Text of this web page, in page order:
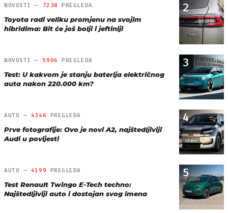
2
NOVOSTI — 7238 PREGLEDA
Toyota radi veliku promjenu na svojim
hibridima: Bit će još bolji i jeftiniji
3
NOVOSTI — 5906 PREGLEDA
Test: U kakvom je stanju baterija električnog
auta nakon 220.000 km?
4
AUTO — 4346 PREGLEDA
Prve fotografije: Ovo je novi A2, najštedljiviji
Audi u povijesti
5
AUTO — 4199 PREGLEDA
Test Renault Twingo E-Tech techno:
Najštedljiviji auto i dostojan svog imena